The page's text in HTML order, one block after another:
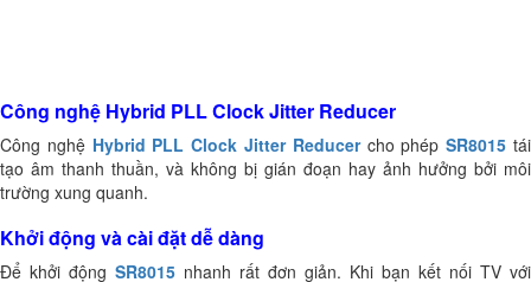
Công nghệ Hybrid PLL Clock Jitter Reducer
Công nghệ Hybrid PLL Clock Jitter Reducercho phépSR8015 tái
tạo âm thanh thuần, và không bị gián đoạn hay ảnh hưởng bởi môi
trường xung quanh.
Khởi động và cài đặt dễ dàng
Để khởi động SR8015 nhanh rất đơn giản. Khi bạn kết nối TV với